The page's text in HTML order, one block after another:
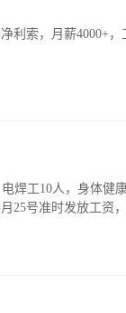
利索，月薪4000+
焊工10人，身体健
25号准时发放工资